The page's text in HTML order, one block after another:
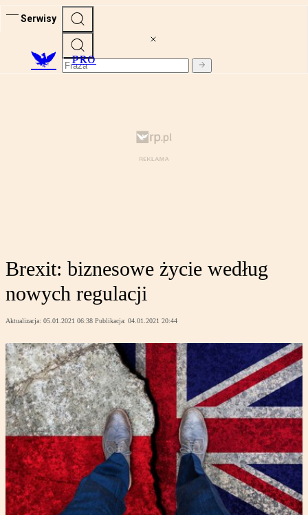
Serwisy
PRO
Brexit: biznesowe życie według
nowych regulacji
Aktualizacja: 05.01.2021 06:38 Publikacja: 04.01.2021 20:44